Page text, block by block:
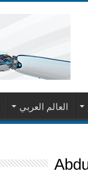
العالم العربي